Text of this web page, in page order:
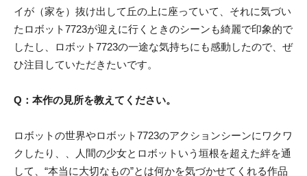
イが（家を）抜け出して丘の上に座っていて、それに気づい
たロボット7723が迎えに行くときのシーンも綺麗で印象的で
したし、ロボット7723の一途な気持ちにも感動したので、ぜ
ひ注目していただきたいです。
Q：本作の見所を教えてください。
ロボットの世界やロボット7723のアクションシーンにワクワ
クしたり、、人間の少女とロボットいう垣根を超えた絆を通
して、“本当に大切なもの”とは何かを気づかせてくれる作品